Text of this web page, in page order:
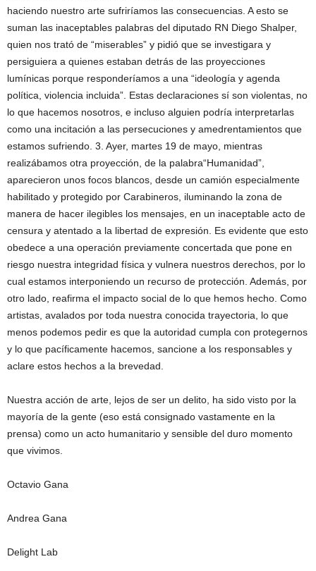
haciendo nuestro arte sufriríamos las consecuencias. A esto se
suman las inaceptables palabras del diputado RN Diego Shalper,
quien nos trató de “miserables” y pidió que se investigara y
persiguiera a quienes estaban detrás de las proyecciones
lumínicas porque responderíamos a una “ideología y agenda
política, violencia incluida”. Estas declaraciones sí son violentas, no
lo que hacemos nosotros, e incluso alguien podría interpretarlas
como una incitación a las persecuciones y amedrentamientos que
estamos sufriendo. 3. Ayer, martes 19 de mayo, mientras
realizábamos otra proyección, de la palabra“Humanidad”,
aparecieron unos focos blancos, desde un camión especialmente
habilitado y protegido por Carabineros, iluminando la zona de
manera de hacer ilegibles los mensajes, en un inaceptable acto de
censura y atentado a la libertad de expresión. Es evidente que esto
obedece a una operación previamente concertada que pone en
riesgo nuestra integridad física y vulnera nuestros derechos, por lo
cual estamos interponiendo un recurso de protección. Además, por
otro lado, reafirma el impacto social de lo que hemos hecho. Como
artistas, avalados por toda nuestra conocida trayectoria, lo que
menos podemos pedir es que la autoridad cumpla con protegernos
y lo que pacíficamente hacemos, sancione a los responsables y
aclare estos hechos a la brevedad.
Nuestra acción de arte, lejos de ser un delito, ha sido visto por la
mayoría de la gente (eso está consignado vastamente en la
prensa) como un acto humanitario y sensible del duro momento
que vivimos.
Octavio Gana
Andrea Gana
Delight Lab